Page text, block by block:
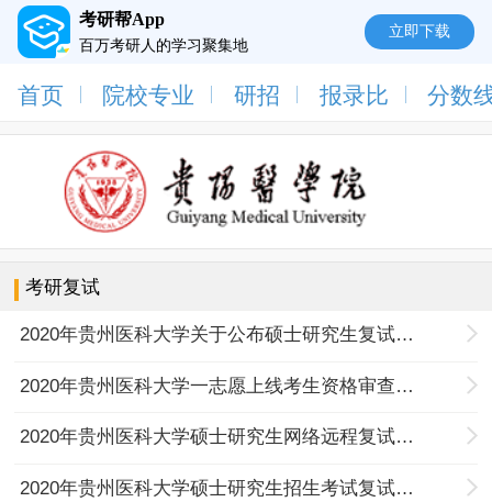
考研帮App
百万考研人的学习聚集地
立即下载
首页 院校专业 研招 报录比 分数
考研复试
2020年贵州医科大学关于公布硕士研究生复试成绩的通知
2020年贵州医科大学一志愿上线考生资格审查结果通知
2020年贵州医科大学硕士研究生网络远程复试考生须知
2020年贵州医科大学硕士研究生招生考试复试录取办法